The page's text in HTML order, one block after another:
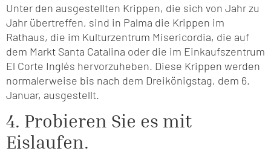
Unter den ausgestellten Krippen, die sich von Jahr zu
Jahr übertreffen, sind in Palma die Krippen im
Rathaus, die im Kulturzentrum Misericordia, die auf
dem Markt Santa Catalina oder die im Einkaufszentrum
El Corte Inglés hervorzuheben. Diese Krippen werden
normalerweise bis nach dem Dreikönigstag, dem 6.
Januar, ausgestellt.
4. Probieren Sie es mit
Eislaufen.